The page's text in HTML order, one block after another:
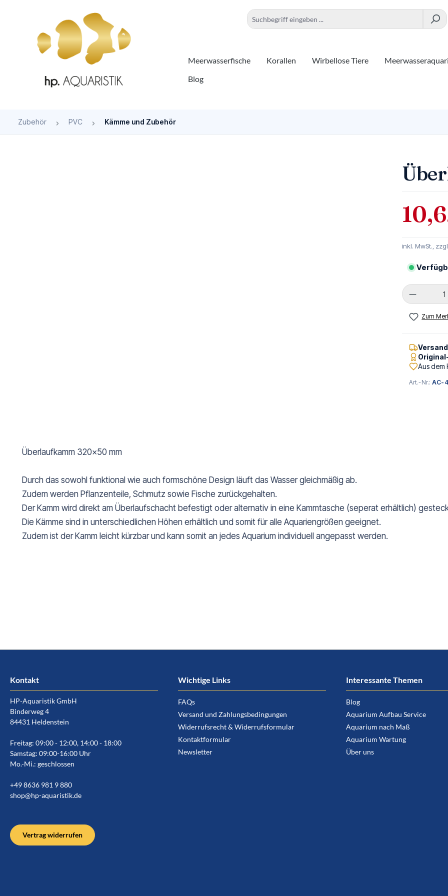
Zur Hauptnavigation springen
Meerwasserfische Korallen Wirbellose Tiere
Blog
Zubehör PVC Kämme und Zubehör
inkl. MwSt.,
Produkt
Zum
Aus
Art.-Nr.:AC-
Überlaufkamm 320x50 mm
Durch das sowohl funktional wie auch formschöne Design läuft das Wasser gleichmäßig ab.
Zudem werden Pflanzenteile, Schmutz sowie Fische zurückgehalten.
Der Kamm wird direkt am Überlaufschacht befestigt oder alternativ in eine Kammtasche (seperat erhältlich)
Die Kämme sind in unterschiedlichen Höhen erhältlich und somit für alle Aquariengrößen geeignet.
Zudem ist der Kamm leicht kürzbar und kann somit an jedes Aquarium individuell angepasst werden.
Kontakt
HP-Aquaristik GmbH
Binderweg 4
84431 Heldenstein
Freitag: 09:00 - 12:00, 14:00 - 18:00
Samstag: 09:00-16:00 Uhr
Mo.-Mi.: geschlossen
+49 8636 981 9 880
shop@hp-aquaristik.de
Vertrag widerrufen
Wichtige Links
FAQs
Versand und Zahlungsbedingungen
Widerrufsrecht & Widerrufsformular
Kontaktformular
Newsletter
Interessante Themen
Blog
Aquarium Aufbau Service
Aquarium nach Maß
Aquarium Wartung
Über uns